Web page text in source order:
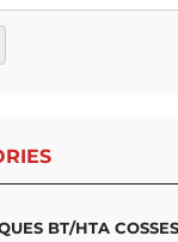
BT/HTA